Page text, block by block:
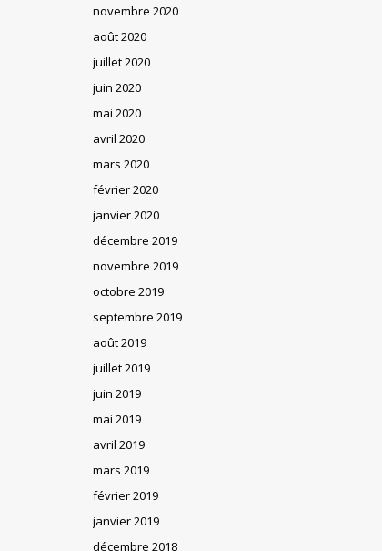
novembre 2020
août 2020
juillet 2020
juin 2020
mai 2020
avril 2020
mars 2020
février 2020
janvier 2020
décembre 2019
novembre 2019
octobre 2019
septembre 2019
août 2019
juillet 2019
juin 2019
mai 2019
avril 2019
mars 2019
février 2019
janvier 2019
décembre 2018